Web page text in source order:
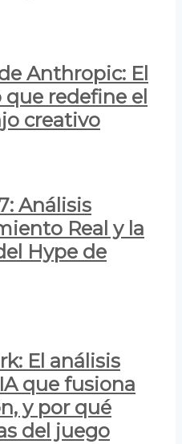
Anthropic: El
redefine el
creativo
Análisis
Real y la
Hype de
El análisis
que fusiona
y por qué
del juego